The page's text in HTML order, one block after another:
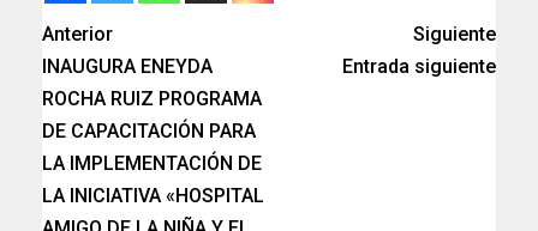
Anterior
INAUGURA ENEYDA
ROCHA RUIZ PROGRAMA
DE CAPACITACIÓN PARA
LA IMPLEMENTACIÓN DE
LA INICIATIVA «HOSPITAL
Siguiente
Entrada siguiente